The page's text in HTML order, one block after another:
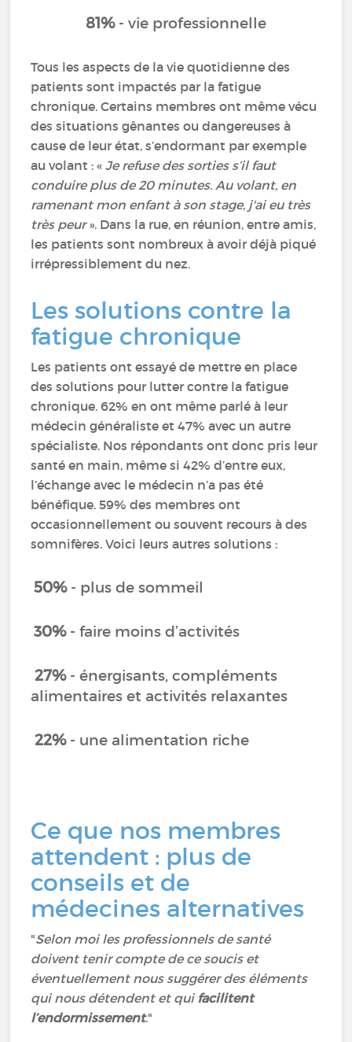
81%- vie professionnelle
Tous les aspects de la vie quotidienne des
patients sont impactés par la fatigue
chronique. Certains membres ont même vécu
des situations gênantes ou dangereuses à
cause de leur état, s’endormant par exemple
au volant : «Je refuse des sorties s’il faut
conduire plus de 20 minutes. Au volant, en
ramenant mon enfant à son stage, j'ai eu très
très peur». Dans la rue, en réunion, entre amis,
les patients sont nombreux à avoir déjà piqué
irrépressiblement du nez.
Les solutions contre la
fatigue chronique
Les patients ont essayé de mettre en place
des solutions pour lutter contre la fatigue
chronique. 62% en ont même parlé à leur
médecin généraliste et 47% avec un autre
spécialiste. Nos répondants ont donc pris leur
santé en main, même si 42% d’entre eux,
l’échange avec le médecin n’a pas été
bénéfique. 59% des membres ont
occasionnellement ou souvent recours à des
somnifères. Voici leurs autres solutions :
50%- plus de sommeil
30%- faire moins d’activités
27%- énergisants, compléments
alimentaires et activités relaxantes
22%- une alimentation riche
Ce que nos membres
attendent : plus de
conseils et de
médecines alternatives
"Selon moi les professionnels de santé
doivent tenir compte de ce soucis et
éventuellement nous suggérer des éléments
qui nous détendent et qui facilitent
l’endormissement."